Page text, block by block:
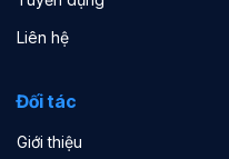
Liên hệ
Đối tác
Giới thiệu